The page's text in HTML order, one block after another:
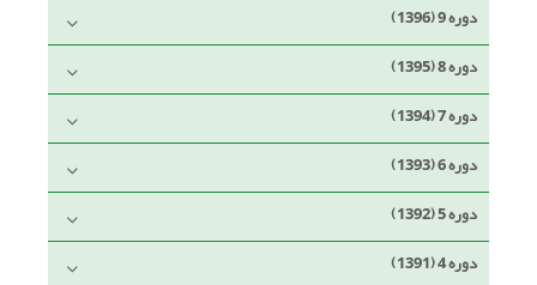
دوره 9 (1396)
دوره 8 (1395)
دوره 7 (1394)
دوره 6 (1393)
دوره 5 (1392)
دوره 4 (1391)